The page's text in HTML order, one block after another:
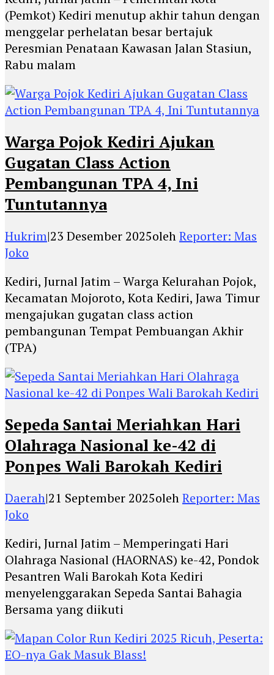
(Pemkot) Kediri menutup akhir tahun dengan
menggelar perhelatan besar bertajuk
Peresmian Penataan Kawasan Jalan Stasiun,
Rabu malam
Warga Pojok Kediri Ajukan
Gugatan Class Action
Pembangunan TPA 4, Ini
Tuntutannya
Hukrim|23 Desember 2025olehReporter: Mas
Joko
Kediri, Jurnal Jatim – Warga Kelurahan Pojok,
Kecamatan Mojoroto, Kota Kediri, Jawa Timur
mengajukan gugatan class action
pembangunan Tempat Pembuangan Akhir
(TPA)
Sepeda Santai Meriahkan Hari
Olahraga Nasional ke-42 di
Ponpes Wali Barokah Kediri
Daerah|21 September 2025olehReporter: Mas
Joko
Kediri, Jurnal Jatim – Memperingati Hari
Olahraga Nasional (HAORNAS) ke-42, Pondok
Pesantren Wali Barokah Kota Kediri
menyelenggarakan Sepeda Santai Bahagia
Bersama yang diikuti